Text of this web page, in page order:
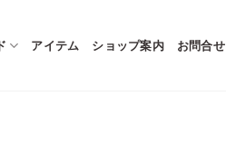
アイテム ショップ案内 お問合せ